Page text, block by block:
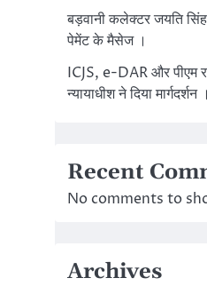
बड़वानी कलेक्टर जयति
पेमेंट के मैसेज ।
ICJS, e-DAR और पीएम
न्यायाधीश ने दिया मार्गदर्शन ।
Recent
No comments to
Archives